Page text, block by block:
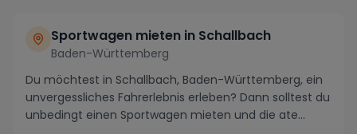
Sportwagen mieten in Schallbach
Baden-Württemberg
Du möchtest in Schallbach, Baden-Württemberg, ein
unvergessliches Fahrerlebnis erleben? Dann solltest du
unbedingt einen Sportwagen mieten und die ate...